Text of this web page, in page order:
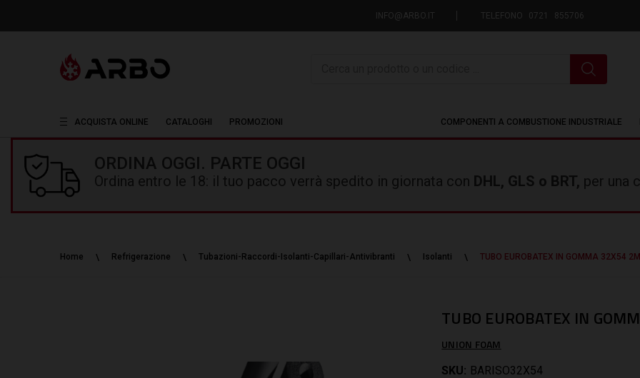
INFO@ARBO.IT TELEFONO 0721 855706
ACQUISTA ONLINE CATALOGHI PROMOZIONI COMPONENTI A COMBUSTIONE INDUSTRIALE
ORDINA OGGI. PARTE OGGI
Ordina entro le 18: il tuo pacco verrà spedito in giornata con DHL, GLS o BRT, per una
Home Refrigerazione Tubazioni-Raccordi-Isolanti-Capillari-Antivibranti Isolanti TUBO EUROBATEX IN GOMMA 32X54
TUBO EUROBATEX IN
UNION FOAM
SKU: BARISO32X54